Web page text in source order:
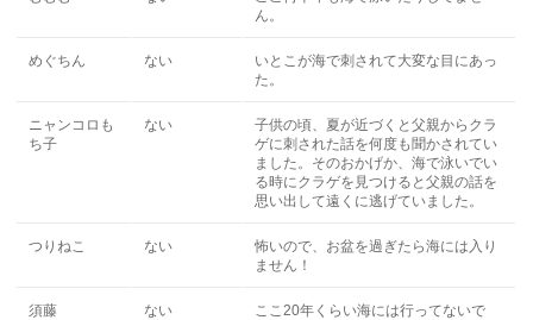
ん。
めぐちん ない
いとこが海で刺されて大変な目にあっ
た。
ニャンコロも
ち子
ない
子供の頃、夏が近づくと父親からクラ
ゲに刺された話を何度も聞かされてい
ました。そのおかげか、海で泳いでい
る時にクラゲを見つけると父親の話を
思い出して遠くに逃げていました。
つりねこ ない
怖いので、お盆を過ぎたら海には入り
ません！
須藤 ない
ここ20年くらい海には行ってないで